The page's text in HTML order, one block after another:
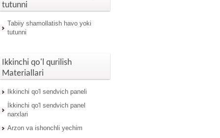
tutunni
Tabiiy shamollatish havo yoki
tutunni
Ikkinchi qo'l qurilish
Materiallari
Ikkinchi qo'l sendvich paneli
İkkinchi qo'l sendvich panel
narxlari
Arzon va ishonchli yechim